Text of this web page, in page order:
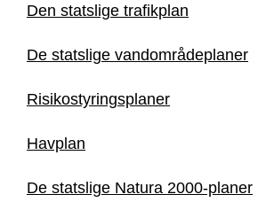
​Den statslige trafikplan
De statslige vandområdeplaner
Risikostyringsplaner
Havplan
De statslige Natura 2000-planer